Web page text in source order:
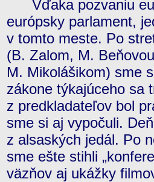
Vďaka pozvaniu
európsky parlament,
v tomto meste. Po
(B. Zalom, M.
M. Mikolášikom) sme
zákone týkajúceho sa
z predkladateľov bol
sme si aj vypočuli.
z alsaských jedál. Po
sme ešte stihli
väzňov aj ukážky